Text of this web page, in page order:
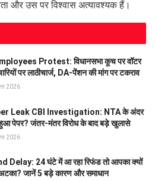
और उस पर विश्वास अत्यावश्यक हैं।
Protest: विधानसभा कूच पर वॉटर
पर लाठीचार्ज, DA-पेंशन की मांग पर टकराव
2026
Leak CBI Investigation: NTA के अंदर
पेपर? जंतर-मंतर विरोध के बाद बड़े खुलासे
2026
Delay: 24 घंटे में आ रहा रिफंड तो आपका क्यों
जानें 5 बड़े कारण और समाधान